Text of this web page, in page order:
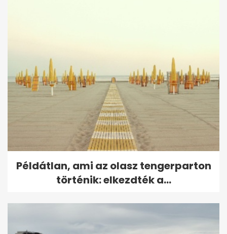
Példátlan, ami az olasz tengerparton
történik: elkezdték a...